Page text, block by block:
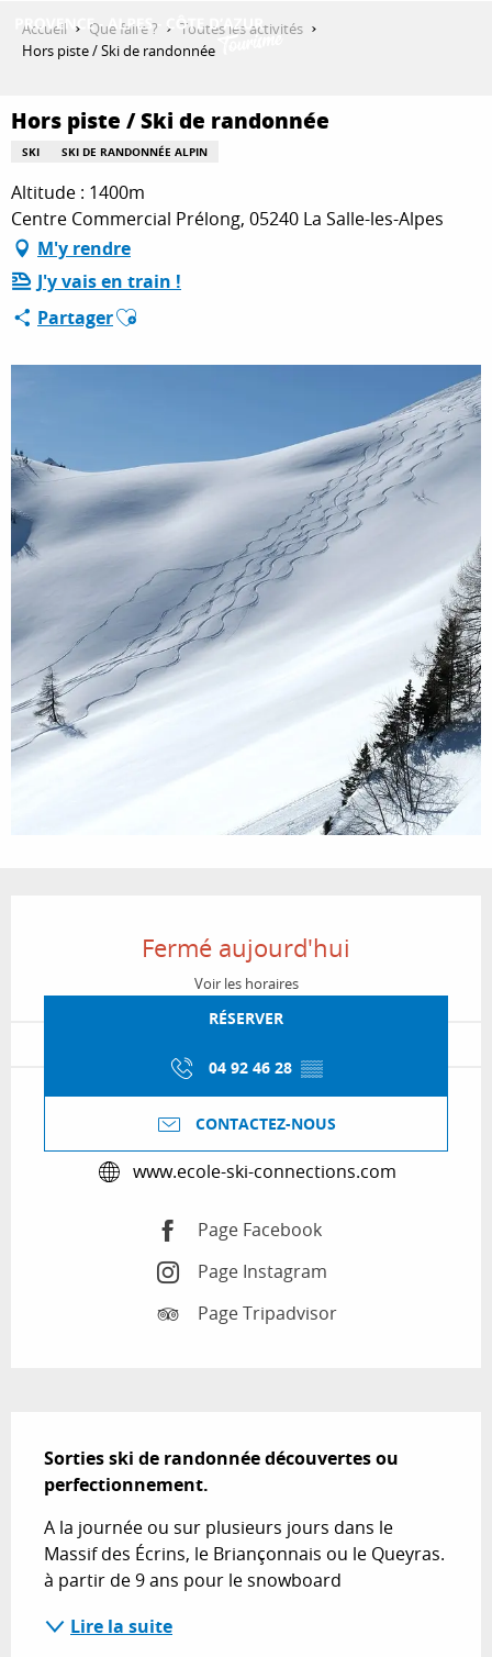
contenu
QUE FAIRE ?
SÉJOURNER
ESPACE PRO
Accueil Que faire ?
Toutes les activités
Hors piste / Ski de randonnée
Hors piste / Ski de randonnée
SKI SKI DE RANDONNÉE ALPIN
Altitude : 1400m
Centre Commercial Prélong, 05240 La Salle-les-Alpes
M'y rendre
J'y vais en train !
PartagerAjouter aux favoris
Fermé aujourd'hui
Voir les horaires
RÉSERVER
04 92 46 28 ▒▒
CONTACTEZ-NOUS
www.ecole-ski-connections.com
Page Facebook
Page Instagram
Page Tripadvisor
Sorties ski de randonnée découvertes ou
perfectionnement.
A la journée ou sur plusieurs jours dans le
Massif des Écrins, le Briançonnais ou le Queyras.
à partir de 9 ans pour le snowboard
Lire la suite